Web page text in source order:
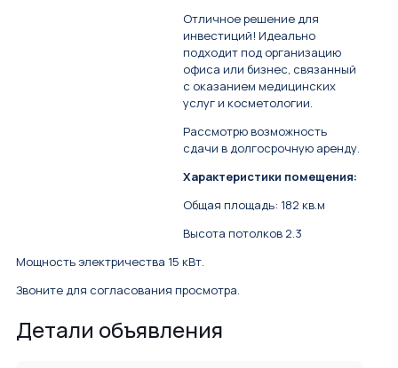
Отличное решение для
инвестиций! Идеально
подходит под организацию
офиса или бизнес, связанный
с оказанием медицинских
услуг и косметологии.
Рассмотрю возможность
сдачи в долгосрочную аренду.
Характеристики помещения:
Общая площадь: 182 кв.м
Высота потолков 2.3
Мощность электричества 15 кВт.
Звоните для согласования просмотра.
Детали объявления